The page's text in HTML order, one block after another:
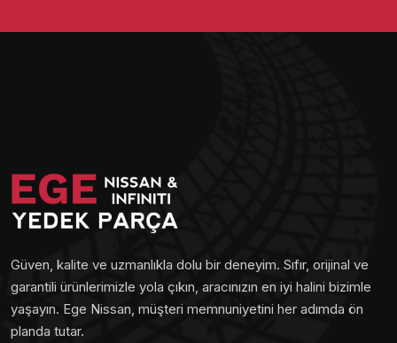
Güven, kalite ve uzmanlıkla dolu bir deneyim. Sıfır, orijinal ve
garantili ürünlerimizle yola çıkın, aracınızın en iyi halini bizimle
yaşayın. Ege Nissan, müşteri memnuniyetini her adımda ön
planda tutar.